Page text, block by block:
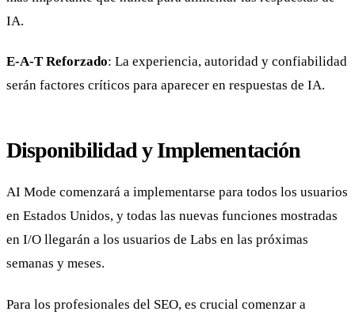
IA.
E-A-T Reforzado: La experiencia, autoridad y confiabilidad
serán factores críticos para aparecer en respuestas de IA.
Disponibilidad y Implementación
AI Mode comenzará a implementarse para todos los usuarios
en Estados Unidos, y todas las nuevas funciones mostradas
en I/O llegarán a los usuarios de Labs en las próximas
semanas y meses.
Para los profesionales del SEO, es crucial comenzar a